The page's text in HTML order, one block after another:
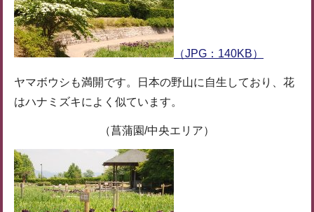
（JPG：140KB）
ヤマボウシも満開です。日本の野山に自生しており、花
はハナミズキによく似ています。
（菖蒲園/中央エリア）